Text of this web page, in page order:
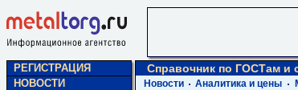
РЕГИСТРАЦИЯ
НОВОСТИ
Справочник по ГОСТам и
Новости Аналитика и цены